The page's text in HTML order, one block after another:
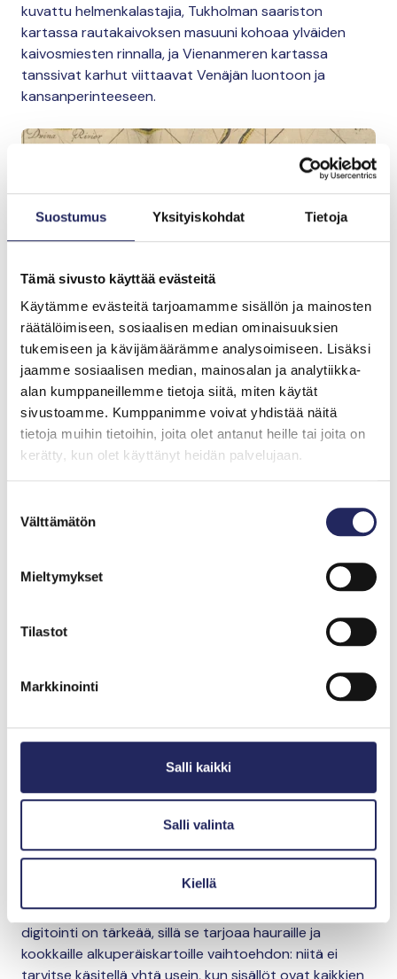
Suostumus Yksityiskohdat Tietoja
Tämä sivusto käyttää evästeitä
Käytämme evästeitä tarjoamamme sisällön ja mainosten
räätälöimiseen, sosiaalisen median ominaisuuksien
tukemiseen ja kävijämäärämme analysoimiseen. Lisäksi
jaamme sosiaalisen median, mainosalan ja analytiikka-
alan kumppaneillemme tietoja siitä, miten käytät
sivustoamme. Kumppanimme voivat yhdistää näitä
tietoja muihin tietoihin, joita olet antanut heille tai joita on
kerätty, kun olet käyttänyt heidän palvelujaan.
valinta
Välttämätön
Mieltymykset
Tilastot
Markkinointi
Salli kaikki
Salli valinta
Kiellä
kuvattu helmenkalastajia, Tukholman saariston
kartassa rautakaivoksen masuuni kohoaa ylväiden
kaivosmiesten rinnalla, ja Vienanmeren kartassa
tanssivat karhut viittaavat Venäjän luontoon ja
kansanperinteeseen.
Kartussin karhut symboloivat sekä Venäjän voimakasta ja
villiä luontoa että Venäjän kansankulttuuria – ”tanssivat
karhut” olivat tuttuja viihdyttäjiä toreilla ja juhlapäivinä. Tässä
kulttuurin alistumista läntisen järjestyksen ja kauppavallan
Arvokkaat atlakset
on lähes tuhat vanhaa karttaa Itämeren ja pohjoisen
osaa virtuaalinäyttely Merenkulkijan kartastot
esittelee. Atlakset ovat kirjan muotoon sidottuja
ruotsalaisen, hollantilaisen, venäläisen ja englantilaisen
ensi kertaa näytillä tällä laajuudella.
Kulttuurihistoriallisesti arvokkaiden merikartastojen
digitointi on tärkeää, sillä se tarjoaa hauraille ja
kookkaille alkuperäiskartoille vaihtoehdon: niitä ei
tarvitse käsitellä yhtä usein, kun sisällöt ovat kaikkien